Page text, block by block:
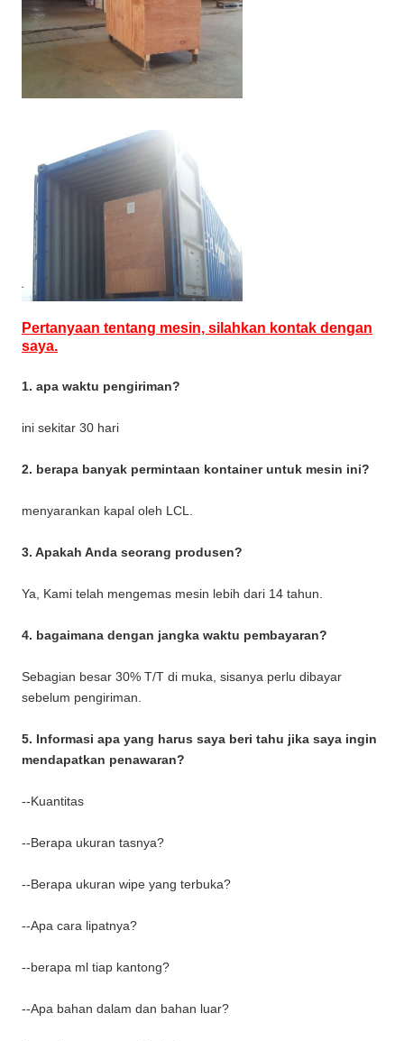
Pertanyaan tentang mesin, silahkan kontak dengan
saya.
1. apa waktu pengiriman?
ini sekitar 30 hari
2. berapa banyak permintaan kontainer untuk mesin ini?
menyarankan kapal oleh LCL.
3. Apakah Anda seorang produsen?
Ya, Kami telah mengemas mesin lebih dari 14 tahun.
4. bagaimana dengan jangka waktu pembayaran?
Sebagian besar 30% T/T di muka, sisanya perlu dibayar
sebelum pengiriman.
5. Informasi apa yang harus saya beri tahu jika saya ingin
mendapatkan penawaran?
--Kuantitas
--Berapa ukuran tasnya?
--Berapa ukuran wipe yang terbuka?
--Apa cara lipatnya?
--berapa ml tiap kantong?
--Apa bahan dalam dan bahan luar?